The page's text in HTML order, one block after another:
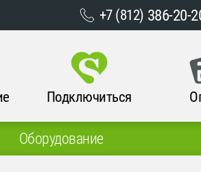
+7 (812) 386-20-
Подключиться
Оборудование